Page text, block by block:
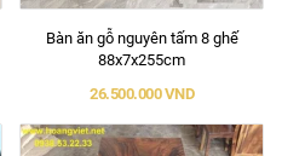
Bàn ăn gỗ nguyên tấm 8 ghế
88x7x255cm
26.500.000 VND